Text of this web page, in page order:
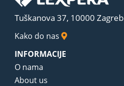
Tuškanova 37, 10000 Zagreb
Kako do nas
INFORMACIJE
O nama
About us